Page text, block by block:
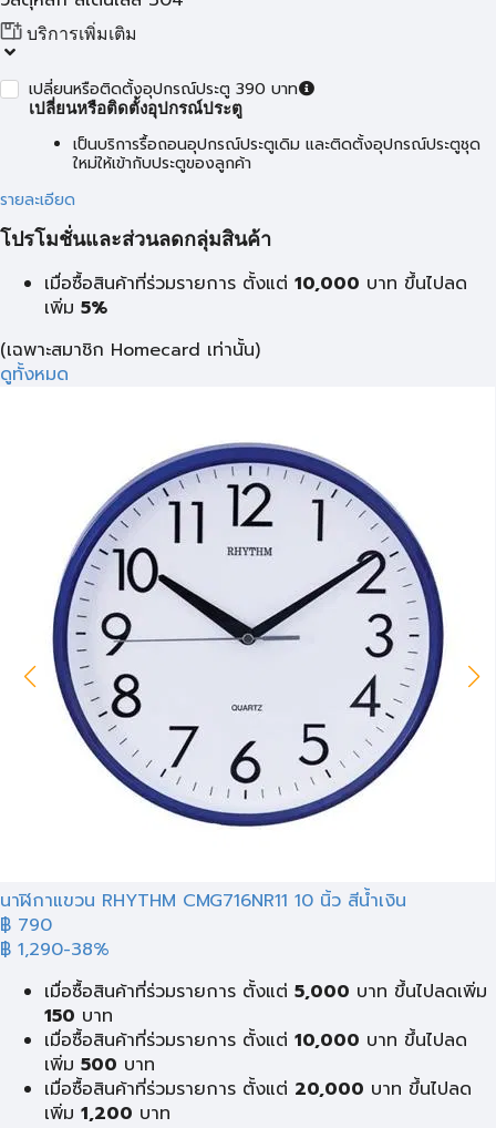
บริการเพิ่มเติม
เปลี่ยนหรือติดตั้งอุปกรณ์ประตู 390 บาท
เปลี่ยนหรือติดตั้งอุปกรณ์ประตู
เป็นบริการรื้อถอนอุปกรณ์ประตูเดิม และติดตั้งอุปกรณ์ประตูชุด
ใหม่ให้เข้ากับประตูของลูกค้า
รายละเอียด
โปรโมชั่นและส่วนลดกลุ่มสินค้า
เมื่อซื้อสินค้าที่ร่วมรายการ ตั้งแต่ 10,000 บาท ขึ้นไปลด
เพิ่ม 5%
(เฉพาะสมาชิก Homecard เท่านั้น)
ดูทั้งหมด
นาฬิกาแขวน RHYTHM CMG716NR11 10 นิ้ว สีน้ำเงิน
฿ 790
฿ 1,290-38%
เมื่อซื้อสินค้าที่ร่วมรายการ ตั้งแต่ 5,000 บาท ขึ้นไปลดเพิ่ม
150 บาท
เมื่อซื้อสินค้าที่ร่วมรายการ ตั้งแต่ 10,000 บาท ขึ้นไปลด
เพิ่ม 500 บาท
เมื่อซื้อสินค้าที่ร่วมรายการ ตั้งแต่ 20,000 บาท ขึ้นไปลด
เพิ่ม 1,200 บาท